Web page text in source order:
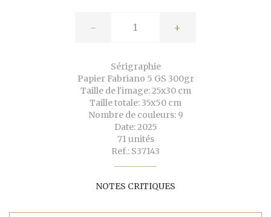
- +
Sérigraphie
Papier Fabriano 5 GS 300gr
Taille de l'image: 25x30 cm
Taille totale: 35x50 cm
Nombre de couleurs: 9
Date: 2025
71 unités
Ref.: S37143
NOTES CRITIQUES